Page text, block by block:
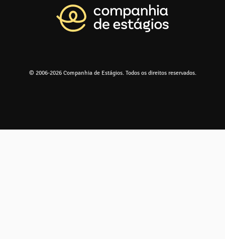
© 2006-2026 Companhia de Estágios. Todos os direitos reservados.